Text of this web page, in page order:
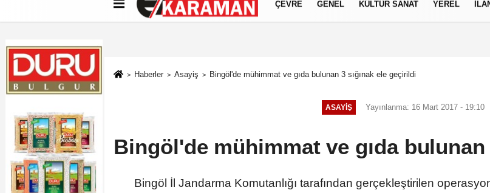
Künye İletişim Çerez Politikası Gizlilik İlkeleri
ÇEVRE GENEL KÜLTÜR SANAT YEREL
Haberler Asayiş Bingöl'de mühimmat ve gıda bulunan 3 sığınak ele geçirildi
ASAYIŞ Yayınlanma: 16 Mart 2017 - 19:10
Bingöl'de mühimmat ve gıda bulunan
Bingöl İl Jandarma Komutanlığı tarafından gerçekleştirilen